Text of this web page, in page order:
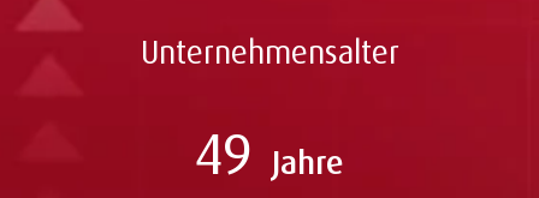
Unternehmensalter
49 Jahre